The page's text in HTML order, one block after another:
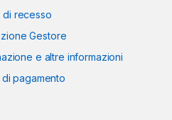
di recesso
Gestore
e altre informazioni
pagamento